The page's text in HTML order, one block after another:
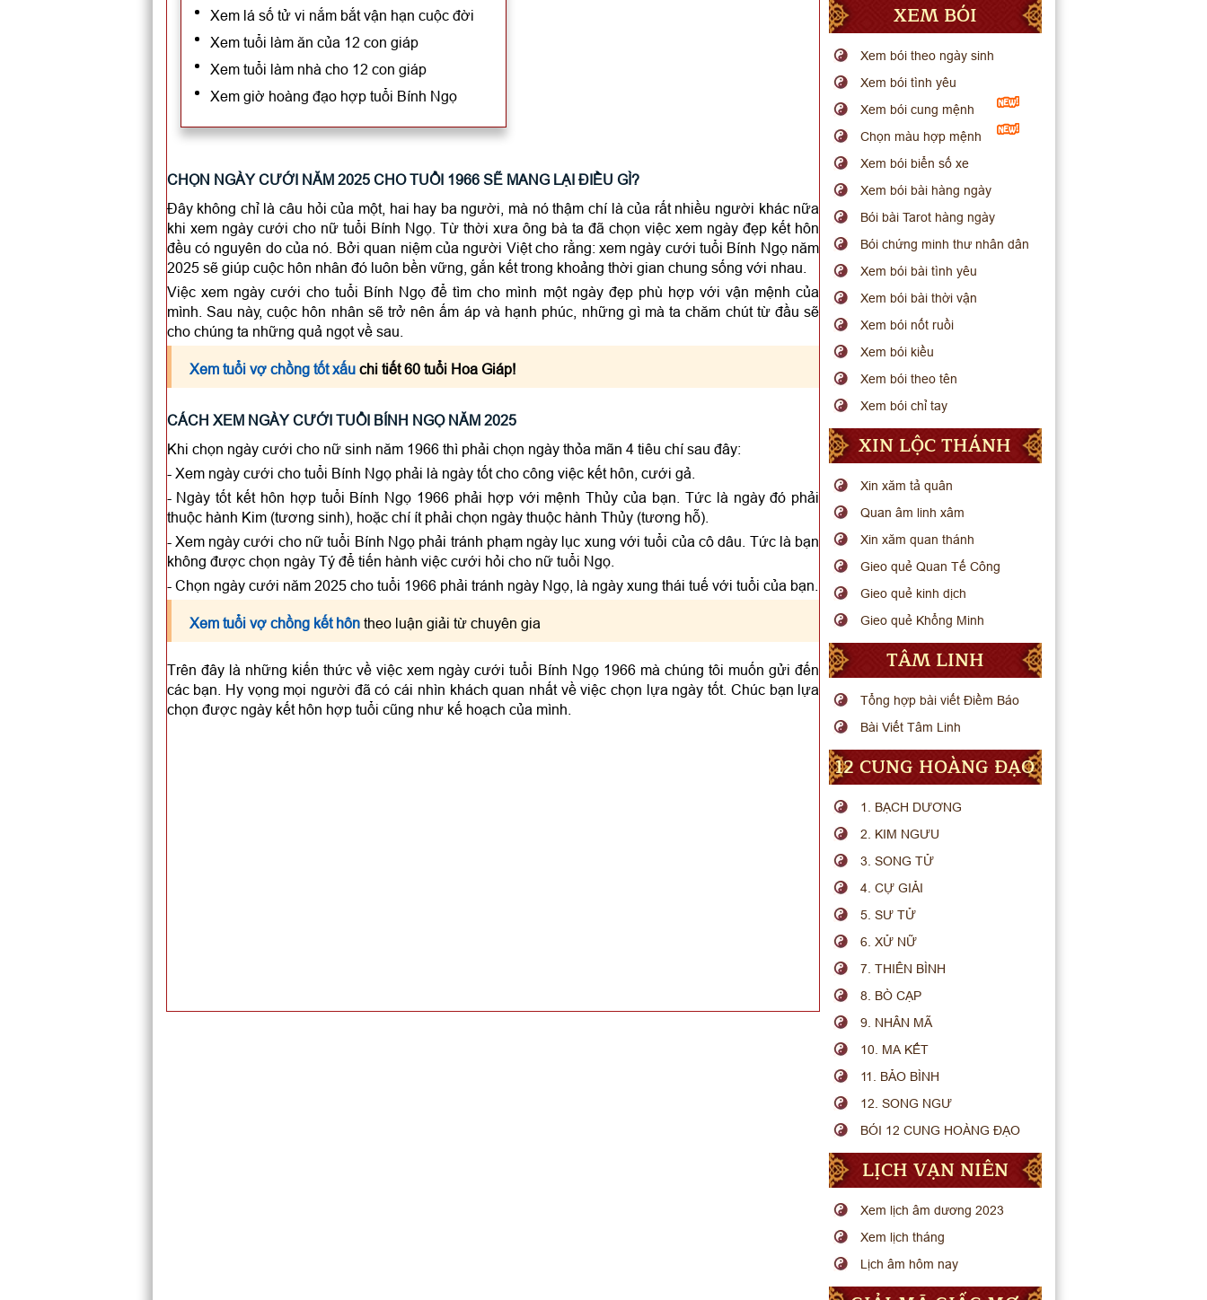
Xem lá số tử vi nắm bắt vận hạn cuộc đời
Xem tuổi làm ăn của 12 con giáp
Xem tuổi làm nhà cho 12 con giáp
Xem giờ hoàng đạo hợp tuổi Bính Ngọ
CHỌN NGÀY CƯỚI NĂM 2025 CHO TUỔI 1966 SẼ MANG LẠI ĐIỀU GÌ?
Đây không chỉ là câu hỏi của một, hai hay ba người, mà nó thậm chí là của rất nhiều người khác nữa
khi xem ngày cưới cho nữ tuổi Bính Ngọ. Từ thời xưa ông bà ta đã chọn việc xem ngày đẹp kết hôn
đều có nguyên do của nó. Bởi quan niệm của người Việt cho rằng: xem ngày cưới tuổi Bính Ngọ năm
2025 sẽ giúp cuộc hôn nhân đó luôn bền vững, gắn kết trong khoảng thời gian chung sống với nhau.
Việc xem ngày cưới cho tuổi Bính Ngọ để tìm cho mình một ngày đẹp phù hợp với vận mệnh của
mình. Sau này, cuộc hôn nhân sẽ trở nên ấm áp và hạnh phúc, những gì mà ta chăm chút từ đầu sẽ
cho chúng ta những quả ngọt về sau.
Xem tuổi vợ chồng tốt xấuchi tiết 60 tuổi Hoa Giáp!
CÁCH XEM NGÀY CƯỚI TUỔI BÍNH NGỌ NĂM 2025
Khi chọn ngày cưới cho nữ sinh năm 1966 thì phải chọn ngày thỏa mãn 4 tiêu chí sau đây:
- Xem ngày cưới cho tuổi Bính Ngọ phải là ngày tốt cho công việc kết hôn, cưới gả.
- Ngày tốt kết hôn hợp tuổi Bính Ngọ 1966 phải hợp với mệnh Thủy của bạn. Tức là ngày đó phải
thuộc hành Kim (tương sinh), hoặc chí ít phải chọn ngày thuộc hành Thủy (tương hỗ).
- Xem ngày cưới cho nữ tuổi Bính Ngọ phải tránh phạm ngày lục xung với tuổi của cô dâu. Tức là bạn
không được chọn ngày Tý để tiến hành việc cưới hỏi cho nữ tuổi Ngọ.
- Chọn ngày cưới năm 2025 cho tuổi 1966 phải tránh ngày Ngọ, là ngày xung thái tuế với tuổi của bạn.
Xem tuổi vợ chồng kết hôntheo luận giải từ chuyên gia
Trên đây là những kiến thức về việc xem ngày cưới tuổi Bính Ngọ 1966 mà chúng tôi muốn gửi đến
các bạn. Hy vọng mọi người đã có cái nhìn khách quan nhất về việc chọn lựa ngày tốt. Chúc bạn lựa
chọn được ngày kết hôn hợp tuổi cũng như kế hoạch của mình.
XEM BÓI
Xem bói theo ngày sinh
Xem bói tình yêu
Xem bói cung mệnh
Chọn màu hợp mệnh
Xem bói biển số xe
Xem bói bài hàng ngày
Bói bài Tarot hàng ngày
Bói chứng minh thư nhân dân
Xem bói bài tình yêu
Xem bói bài thời vận
Xem bói nốt ruồi
Xem bói kiều
Xem bói theo tên
Xem bói chỉ tay
XIN LỘC THÁNH
Xin xăm tả quân
Quan âm linh xâm
Xin xăm quan thánh
Gieo quẻ Quan Tế Công
Gieo quẻ kinh dịch
Gieo quẻ Khổng Minh
TÂM LINH
Tổng hợp bài viết Điềm Báo
Bài Viết Tâm Linh
12 CUNG HOÀNG ĐẠO
1. BẠCH DƯƠNG
2. KIM NGƯU
3. SONG TỬ
4. CỰ GIẢI
5. SƯ TỬ
6. XỬ NỮ
7. THIÊN BÌNH
8. BÒ CẠP
9. NHÂN MÃ
10. MA KẾT
11. BẢO BÌNH
12. SONG NGƯ
BÓI 12 CUNG HOÀNG ĐẠO
LỊCH VẠN NIÊN
Xem lịch âm dương 2023
Xem lịch tháng
Lịch âm hôm nay